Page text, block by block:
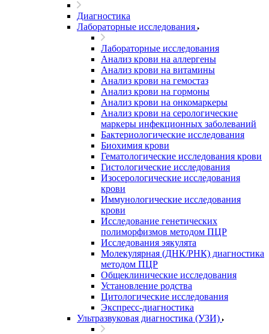
Диагностика
Лабораторные исследования
Лабораторные исследования
Анализ крови на аллергены
Анализ крови на витамины
Анализ крови на гемостаз
Анализ крови на гормоны
Анализ крови на онкомаркеры
Анализ крови на серологические
маркеры инфекционных заболеваний
Бактериологические исследования
Биохимия крови
Гематологические исследования крови
Гистологические исследования
Изосерологические исследования
крови
Иммунологические исследования
крови
Исследование генетических
полиморфизмов методом ПЦР
Исследования эякулята
Молекулярная (ДНК/РНК) диагностика
методом ПЦР
Общеклинические исследования
Установление родства
Цитологические исследования
Экспресс-диагностика
Ультразвуковая диагностика (УЗИ)